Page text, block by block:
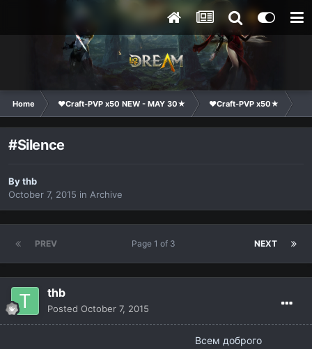
Home ❤Craft-PVP x50 NEW - MAY 30★ ❤Craft-PVP x50★
#Silence
Bythb
October 7, 2015 in Archive
PREV NEXT
Page 1 of 3
thb
Posted October 7, 2015
Всем доброго